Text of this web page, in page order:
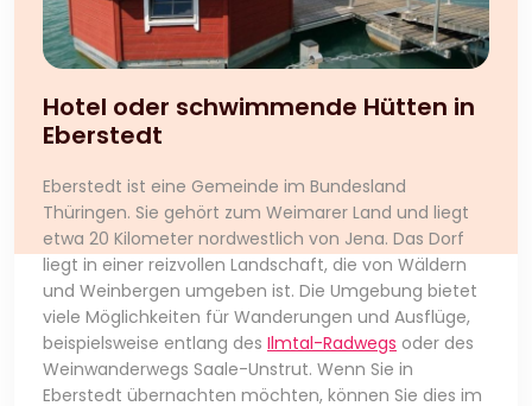
Hotel oder schwimmende Hütten in
Eberstedt
Eberstedt ist eine Gemeinde im Bundesland
Thüringen. Sie gehört zum Weimarer Land und liegt
etwa 20 Kilometer nordwestlich von Jena. Das Dorf
liegt in einer reizvollen Landschaft, die von Wäldern
und Weinbergen umgeben ist. Die Umgebung bietet
viele Möglichkeiten für Wanderungen und Ausflüge,
beispielsweise entlang des Ilmtal-Radwegs oder des
Weinwanderwegs Saale-Unstrut. Wenn Sie in
Eberstedt übernachten möchten, können Sie dies im